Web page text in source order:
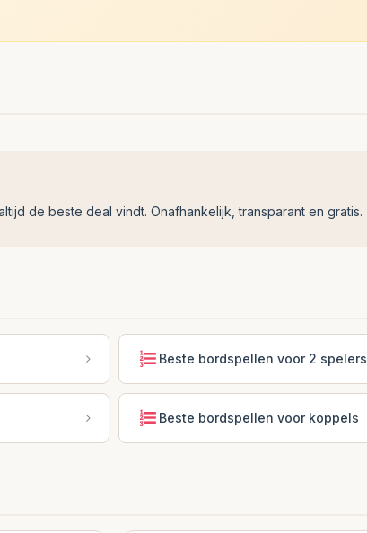
de beste deal vindt. Onafhankelijk, transparant en gratis.
Beste bordspellen voor 2 spelers
Beste bordspellen voor koppels